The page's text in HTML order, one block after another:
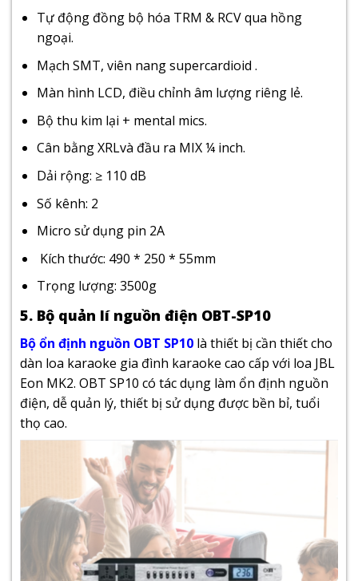
Tự động đồng bộ hóa TRM & RCV qua hồng
ngoại.
Mạch SMT, viên nang supercardioid .
Màn hình LCD, điều chỉnh âm lượng riêng lẻ.
Bộ thu kim lại + mental mics.
Cân bằng XRLvà đầu ra MIX ¼ inch.
Dải rộng: ≥ 110 dB
Số kênh: 2
Micro sử dụng pin 2A
Kích thước: 490 * 250 * 55mm
Trọng lượng: 3500g
5. Bộ quản lí nguồn điện OBT-SP10
Bộ ổn định nguồn OBT SP10 là thiết bị cần thiết cho
dàn loa karaoke gia đình karaoke cao cấp với loa JBL
Eon MK2. OBT SP10 có tác dụng làm ổn định nguồn
điện, dễ quản lý, thiết bị sử dụng được bền bỉ, tuổi
thọ cao.